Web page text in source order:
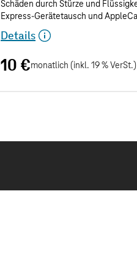
Details
10 €monatlich (inkl. 19 % VerSt.)